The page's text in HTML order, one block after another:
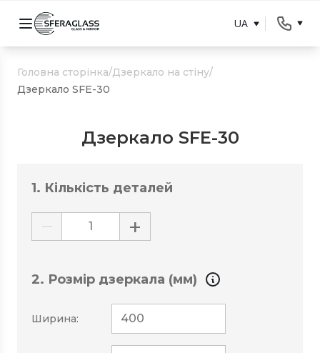
UA
Головна сторінка/Дзеркало на стіну/
Дзеркало SFE-30
Дзеркало SFE-30
1. Кількість деталей
+
2. Розмір дзеркала (мм)
Ширина: